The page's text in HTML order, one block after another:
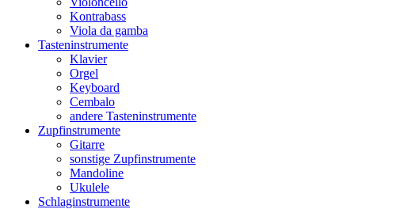
Kontrabass
Viola da gamba
Tasteninstrumente
Klavier
Orgel
Keyboard
Cembalo
andere Tasteninstrumente
Zupfinstrumente
Gitarre
sonstige Zupfinstrumente
Mandoline
Ukulele
Schlaginstrumente